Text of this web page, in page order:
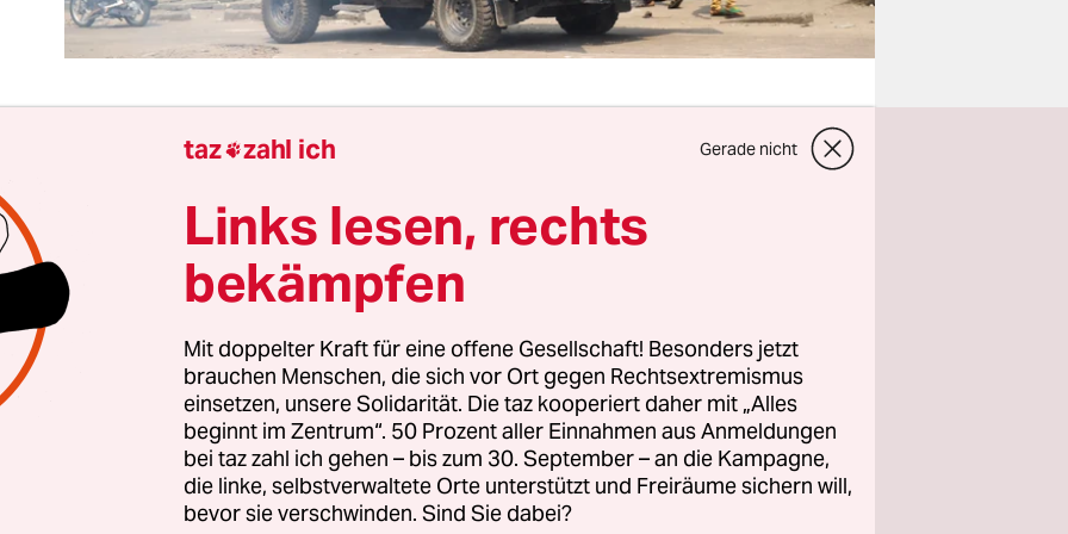
in der Demokratischen Republik Kongo ist zu
Konstante des 21. Jahrhunderts geworden. Seit dreißig
gibt es kein landesweit funktionierendes Staatswesen
sich bewaffnete Gruppen auf Augenhöhe mit
mischen Nachbarländer zur Wahrung
Interessen mit. All das ist Normalität geworden, trotz
6 Millionen Kriegsvertriebenen und 25 Millionen
mitten in der Hauptstadt waren allerdings bisher die
Aber nun wurde mitten im Wahljahr 2023 mittenin
taz zahl ich Gerade nicht
Links lesen, rechts
bekämpfen
Mit doppelter Kraft für eine offene Gesellschaft! Besonders jetzt
brauchen Menschen, die sich vor Ort gegen Rechtsextremismus
einsetzen, unsere Solidarität. Die taz kooperiert daher mit „Alles
beginnt im Zentrum“. 50 Prozent aller Einnahmen aus Anmeldungen
bei taz zahl ich gehen – bis zum 30. September – an die Kampagne,
die linke, selbstverwaltete Orte unterstützt und Freiräume sichern will,
bevor sie verschwinden. Sind Sie dabei?